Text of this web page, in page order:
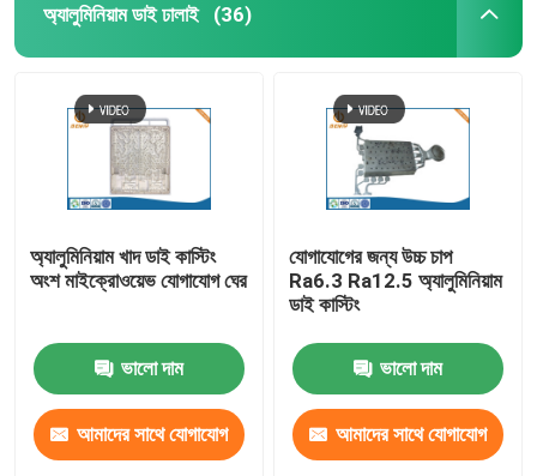
ডাই ঢালাই ছাঁচ
ডাই কাস্টিং অটো পার্টস
ডাই কাস্টিং LED হাউজিং
অফিস আসবাবপত্র খুচরা যন্ত্রাংশ
জিঙ্ক ডাই কাস্টিং
অ্যালুমিনিয়াম ডাই ঢালাই (36)
অ্যালুমিনিয়াম খাদ ডাই কাস্টিং
অংশ মাইক্রোওয়েভ যোগাযোগ ঘের
ভালো দাম
আমাদের সাথে যোগাযোগ
যোগাযোগের জন্য উচ্চ চাপ
Ra6.3 Ra12.5 অ্যালুমিনিয়াম
ডাই কাস্টিং
ভালো দাম
আমাদের সাথে যোগাযোগ